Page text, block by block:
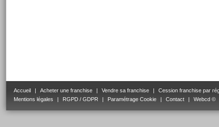
Accueil | Acheter une franchise | Vendre sa franchise |
Cession franchise par
Mentions légales
| RGPD / GDPR | Paramétrage Cookie | Contact | Webcd ©